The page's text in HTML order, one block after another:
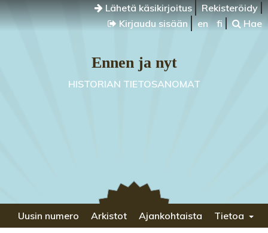
Lähetä käsikirjoitus
Rekisteröidy
Kirjaudu sisään
en fi Hae
Ennen ja nyt
HISTORIAN TIETOSANOMAT
Uusin numero Arkistot Ajankohtaista Tietoa